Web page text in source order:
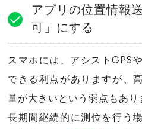
アプリの位置情報
可」にする
スマホには、アシストGPS
できる利点がありますが、
量が大きいという弱点もあり
長期間継続的に測位を行う